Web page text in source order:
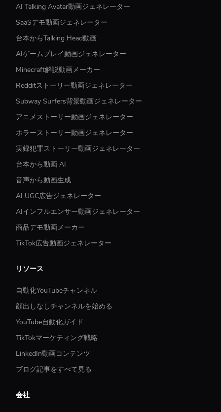
AI Talking Avatar動画ジェネレーター
SaaSデモ動画ジェネレーター
台本からTalking Head動画
AIゲームプレイ動画ジェネレーター
Minecraft解説動画メーカー
Redditストーリー動画ジェネレーター
Subway Surfers背景動画ジェネレーター
アニメストーリー動画ジェネレーター
ホラーストーリー動画ジェネレーター
実録犯罪ストーリー動画ジェネレーター
台本から動画 AI
音声から動画生成
AI UGC広告ジェネレーター
AIインフルエンサー動画ジェネレーター
商品デモ動画メーカー
TikTok広告動画ジェネレーター
リソース
自動化YouTubeチャンネル
顔出しなしチャンネルを始める
YouTube自動化ガイド
TikTokマーケティング戦略
LinkedIn動画コンテンツ
ブログ記事をすべて見る
会社